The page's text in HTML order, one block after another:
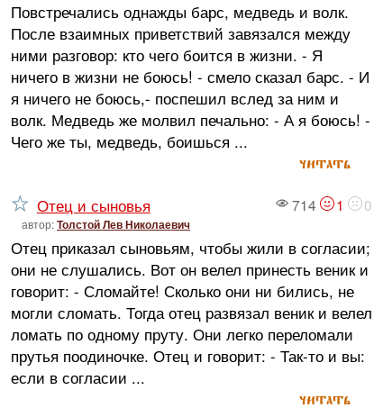
Повстречались однажды барс, медведь и волк.
После взаимных приветствий завязался между
ними разговор: кто чего боится в жизни. - Я
ничего в жизни не боюсь! - смело сказал барс. - И
я ничего не боюсь,- поспешил вслед за ним и
волк. Медведь же молвил печально: - А я боюсь! -
Чего же ты, медведь, боишься ...
читать
714 1 0
Отец и сыновья
автор:Толстой Лев Николаевич
Отец приказал сыновьям, чтобы жили в согласии;
они не слушались. Вот он велел принесть веник и
говорит: - Сломайте! Сколько они ни бились, не
могли сломать. Тогда отец развязал веник и велел
ломать по одному пруту. Они легко переломали
прутья поодиночке. Отец и говорит: - Так-то и вы:
если в согласии ...
читать